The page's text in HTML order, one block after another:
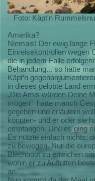
Foto: Käpt'n
Amerika?
Niemals! Der ewig lange
Einreisekontrollen wegen
die in jedem Falle
Behandlung... so hätte
Käpt’n
in dieses gelobte Land
„Die Amis würden Deine
mögen“ hätte manch
gegeben und erläutern
könnten- und er oder sie
empfangen. Und es ging
Es nützte einfach nichts:
zu bewegen. Nur die
Blechboot zu erreichen
wohin er zu Auftritten
an.